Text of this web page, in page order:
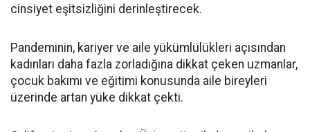
cinsiyet eşitsizliğini derinleştirecek.
Pandeminin, kariyer ve aile yükümlülükleri açısından
kadınları daha fazla zorladığına dikkat çeken uzmanlar,
çocuk bakımı ve eğitimi konusunda aile bireyleri
üzerinde artan yüke dikkat çekti.